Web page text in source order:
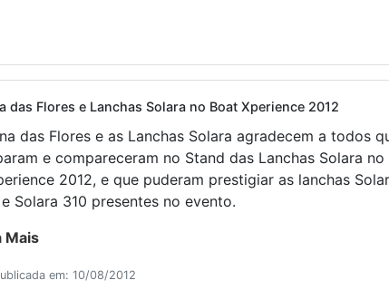
das Flores e Lanchas Solara no Boat Xperience 2012
das Flores e as Lanchas Solara agradecem a todos
e compareceram no Stand das Lanchas Solara no
2012, e que puderam prestigiar as lanchas
Solara 310 presentes no evento.
Mais
em: 10/08/2012